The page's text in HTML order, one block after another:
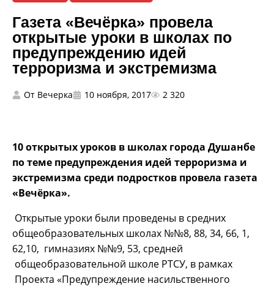
Газета «Вечёрка» провела
открытые уроки в школах по
предупреждению идей
терроризма и экстремизма
От Вечерка 10 ноября, 2017 2 320
10 открытых уроков в школах города Душанбе
по теме предупреждения идей терроризма и
экстремизма среди подростков провела газета
«Вечёрка».
Открытые уроки были проведены в средних
общеобразовательных школах №№8, 88, 34, 66, 1,
62,10, гимназиях №№9, 53, средней
общеобразовательной школе РТСУ, в рамках
Проекта «Предупреждение насильственного